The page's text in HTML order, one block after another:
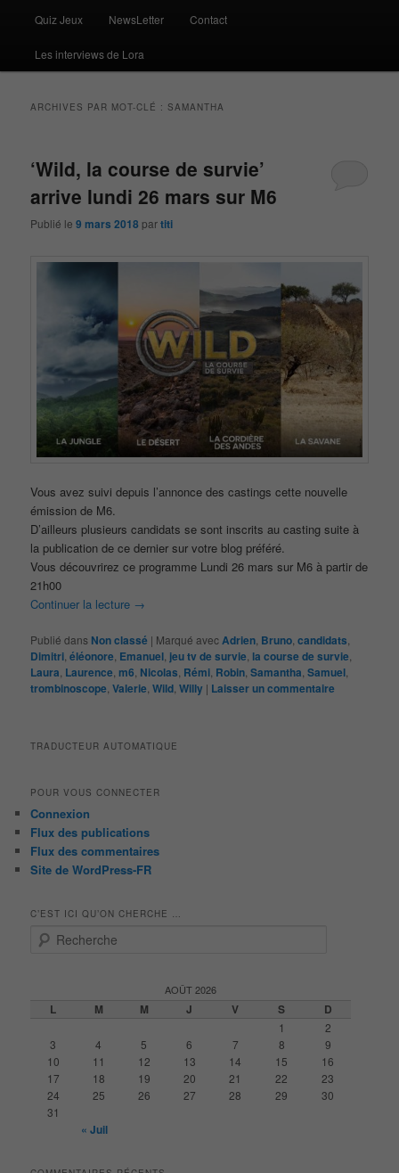
Quiz Jeux NewsLetter Contact
Les interviews de Lora
ARCHIVES PAR MOT-CLÉ : SAMANTHA
‘Wild, la course de survie’
arrive lundi 26 mars sur M6
Publié le9 mars 2018 partiti
Vous avez suivi depuis l’annonce des castings cette nouvelle
émission de M6.
D’ailleurs plusieurs candidats se sont inscrits au casting suite à
la publication de ce dernier sur votre blog préféré.
Vous découvrirez ce programme Lundi 26 mars sur M6 à partir de
21h00
Continuer la lecture →
Publié dans Non classé | Marqué avecAdrien Bruno ,candidats
Dimitri ,éléonore Emanuel jeu tv de survie la course de survie
Laura Laurence ,m6 Nicolas Rémi Robin ,Samantha ,Samuel
trombinoscope ,Valerie ,Wild ,Willy | Laisser un commentaire
TRADUCTEUR AUTOMATIQUE
POUR VOUS CONNECTER
Connexion
Flux des publications
Flux des commentaires
Site de WordPress-FR
C’EST ICI QU’ON CHERCHE …
AOÛT 2026
L M M J V S D
1
2
3
4 5 6 7 8
9
10
11 12 13 14 15
16
17
18 19 20 21 22
23
24
25 26 27 28 29
30
31
« Juil